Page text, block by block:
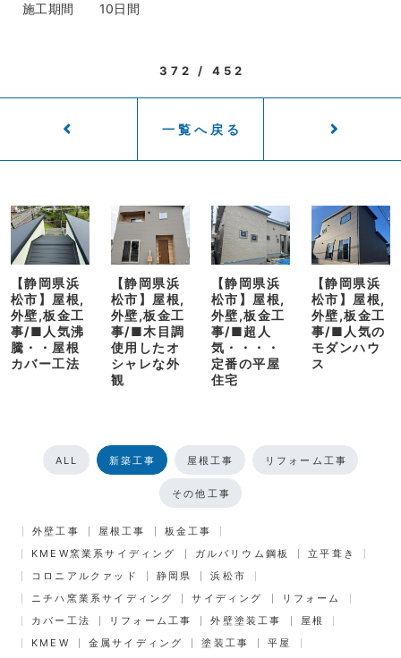
施工期間 10日間
372 / 452
一覧へ戻る
【静岡県浜
松市】屋根,
外壁,板金工
事/■人気沸
騰・・屋根
カバー工法
【静岡県浜
松市】屋根,
外壁,板金工
事/■木目調
使用したオ
シャレな外
観
【静岡県浜
松市】屋根,
外壁,板金工
事/■超人
気・・・・
定番の平屋
住宅
【静岡県浜
松市】屋根,
外壁,板金工
事/■人気の
モダンハウ
ス
ALL 新築工事 屋根工事 リフォーム工事
その他工事
外壁工事 屋根工事
板金工事
KMEW窯業系サイディング
ガルバリウム鋼板
立平葺き
コロニアルクァッド
静岡県
浜松市
ニチハ窯業系サイディング
サイディング
リフォーム
カバー工法
リフォーム工事 外壁塗装工事
屋根
KMEW
金属サイディング 塗装工事 平屋